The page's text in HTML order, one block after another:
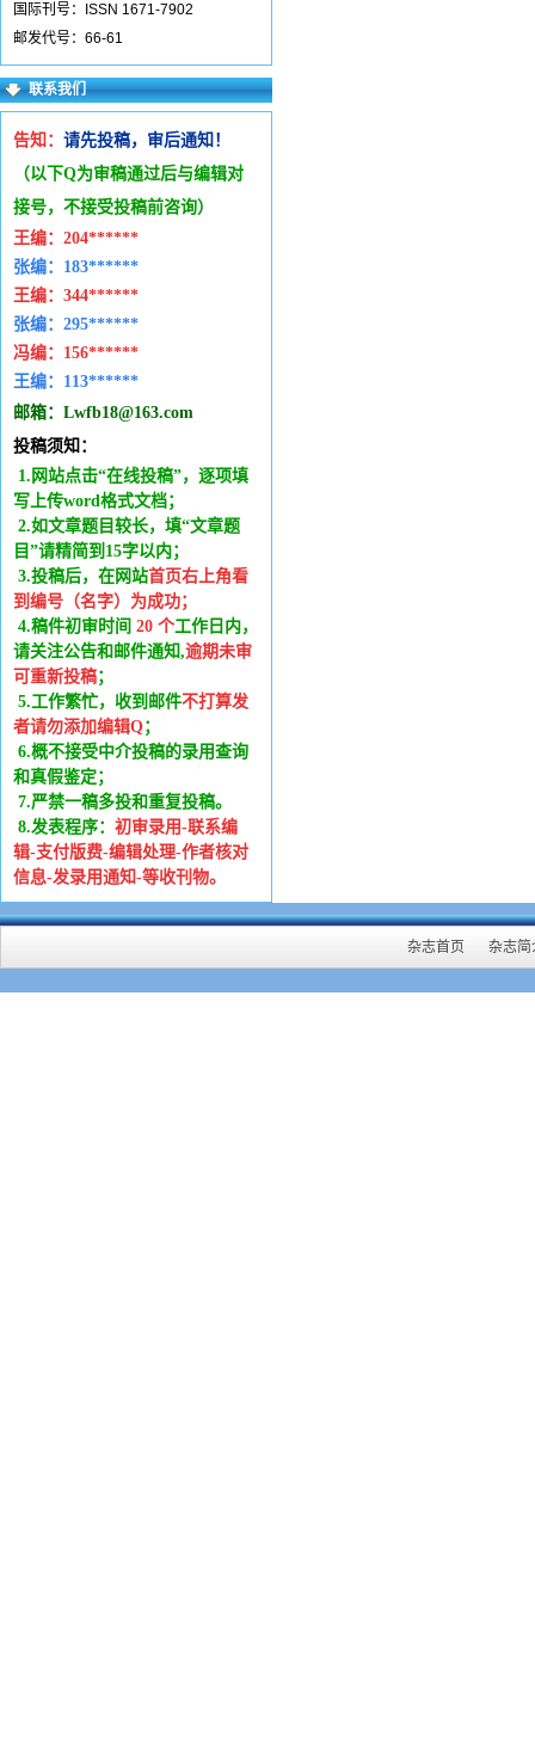
国际刊号：ISSN 1671-7902
邮发代号：66-61
联系我们
告知： 请先投稿，审后通知！
（以下Q为审稿通过后与编辑对
接号，不接受投稿前咨询）
王编： 204******
张编：183******
王编： 344******
张编：295******
冯编： 156******
王编： 113******
邮箱： Lwfb18@163.com
投稿须知：
1.网站点击“在线投稿”，逐项填
写上传word格式文档；
2.如文章题目较长，填“文章题
目”请精简到15字以内；
3.投稿后，在网站首页右上角看
到编号（名字）为成功；
4.稿件初审时间 20 个工作日内 ，
请关注公告和邮件通知,逾期未审
可重新投稿；
5.工作繁忙，收到邮件不打算发
者请勿添加编辑Q；
6.概不接受中介投稿的录用查询
和真假鉴定；
7.严禁一稿多投和重复投稿。
8.发表程序： 初审录用-联系编
辑-支付版费-编辑处理-作者核对
信息-发录用通知-等收刊物。
杂志首页 杂志简